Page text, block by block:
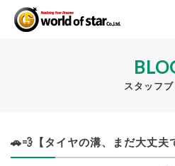
スタッフ
🚗💨【タイヤの溝、まだ大丈夫